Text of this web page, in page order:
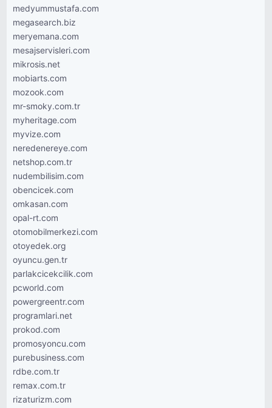
medyummustafa.com
megasearch.biz
meryemana.com
mesajservisleri.com
mikrosis.net
mobiarts.com
mozook.com
mr-smoky.com.tr
myheritage.com
myvize.com
neredenereye.com
netshop.com.tr
nudembilisim.com
obencicek.com
omkasan.com
opal-rt.com
otomobilmerkezi.com
otoyedek.org
oyuncu.gen.tr
parlakcicekcilik.com
pcworld.com
powergreentr.com
programlari.net
prokod.com
promosyoncu.com
purebusiness.com
rdbe.com.tr
remax.com.tr
rizaturizm.com